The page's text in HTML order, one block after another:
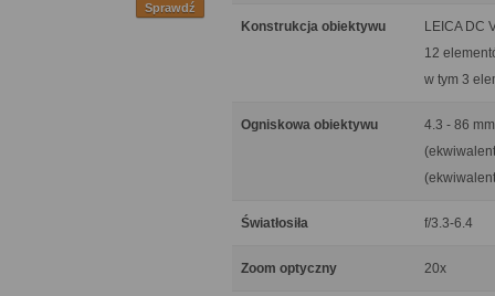
Sprawdź
Konstrukcja obiektywu
LEICA DC
12
w tym 3
Ogniskowa obiektywu
4.3 - 86 mm
Światłosiła f/3.3-6.4
Zoom optyczny 20x